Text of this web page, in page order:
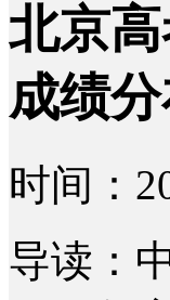
北京
成绩
时间：
导读：